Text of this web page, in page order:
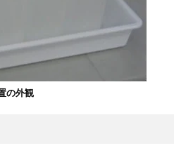
の外観